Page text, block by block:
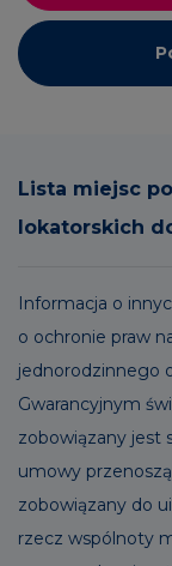
Lista miejsc
lokatorskich
Informacja o
o ochronie praw
jednorodzinnego
Gwarancyjnym
zobowiązany jest
umowy
zobowiązany do
rzecz wspólnoty